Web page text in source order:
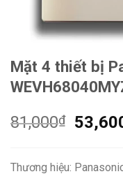
Mặt 4 thiết bị
81,000₫
Giá
Thương hiệu: